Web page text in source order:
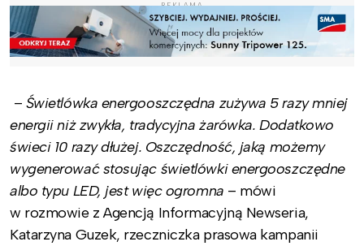
REKLAMA
– Świetlówka energooszczędna zużywa 5 razy mniej
energii niż zwykła, tradycyjna żarówka. Dodatkowo
świeci 10 razy dłużej. Oszczędność, jaką możemy
wygenerować stosując świetlówki energooszczędne
albo typu LED, jest więc ogromna – mówi
w rozmowie z Agencją Informacyjną Newseria,
Katarzyna Guzek, rzeczniczka prasowa kampanii